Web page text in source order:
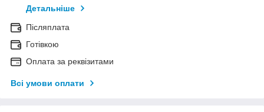
Детальніше
Післяплата
Готівкою
Оплата за реквізитами
Всі умови оплати